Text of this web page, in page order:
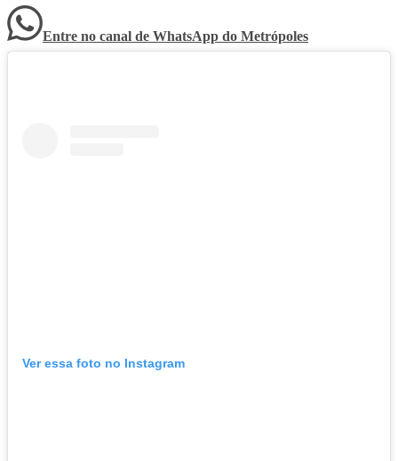
Entre no canal de WhatsApp do Metrópoles
Ver essa foto no Instagram